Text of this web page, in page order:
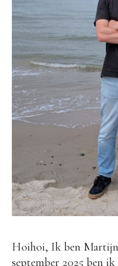
Hoihoi, Ik ben Martijn
september 2025 ben